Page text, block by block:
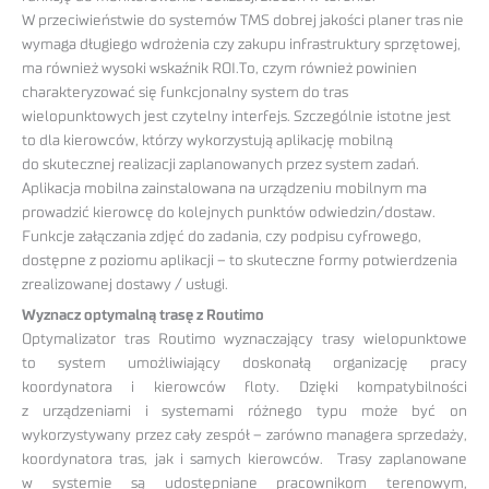
W przeciwieństwie do systemów TMS dobrej jakości planer tras nie
wymaga długiego wdrożenia czy zakupu infrastruktury sprzętowej,
ma również wysoki wskaźnik ROI.To, czym również powinien
charakteryzować się funkcjonalny system do tras
wielopunktowych jest czytelny interfejs. Szczególnie istotne jest
to dla kierowców, którzy wykorzystują aplikację mobilną
do skutecznej realizacji zaplanowanych przez system zadań.
Aplikacja mobilna zainstalowana na urządzeniu mobilnym ma
prowadzić kierowcę do kolejnych punktów odwiedzin/dostaw.
Funkcje załączania zdjęć do zadania, czy podpisu cyfrowego,
dostępne z poziomu aplikacji – to skuteczne formy potwierdzenia
zrealizowanej dostawy / usługi.
Wyznacz optymalną trasę z Routimo
Optymalizator tras Routimo wyznaczający trasy wielopunktowe
to system umożliwiający doskonałą organizację pracy
koordynatora i kierowców floty. Dzięki kompatybilności
z urządzeniami i systemami różnego typu może być on
wykorzystywany przez cały zespół – zarówno managera sprzedaży,
koordynatora tras, jak i samych kierowców. Trasy zaplanowane
w systemie są udostępniane pracownikom terenowym,